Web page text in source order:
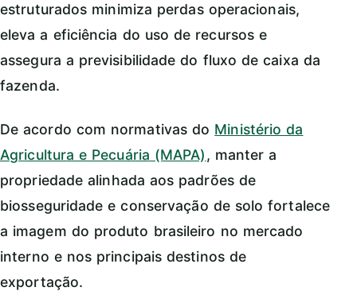
estruturados minimiza perdas operacionais,
eleva a eficiência do uso de recursos e
assegura a previsibilidade do fluxo de caixa da
fazenda.
De acordo com normativas do Ministério da
Agricultura e Pecuária (MAPA), manter a
propriedade alinhada aos padrões de
biosseguridade e conservação de solo fortalece
a imagem do produto brasileiro no mercado
interno e nos principais destinos de
exportação.